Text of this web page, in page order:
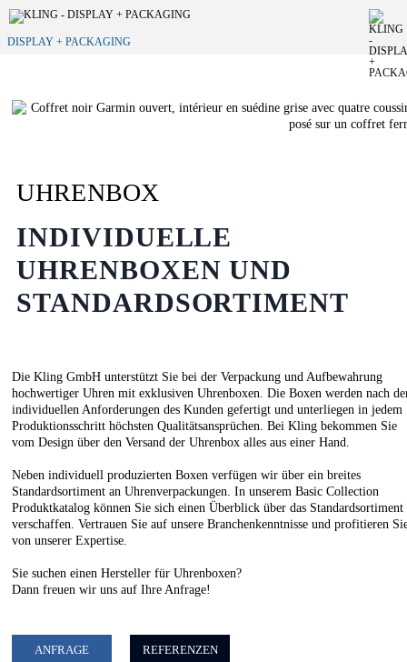
DISPLAY + PACKAGING
UHRENBOX
INDIVIDUELLE
UHRENBOXEN UND
STANDARDSORTIMENT
Die Kling GmbH unterstützt Sie bei der Verpackung und Aufbewahrung
hochwertiger Uhren mit exklusiven Uhrenboxen. Die Boxen werden nach
individuellen Anforderungen des Kunden gefertigt und unterliegen in jedem
Produktionsschritt höchsten Qualitätsansprüchen. Bei Kling bekommen Sie
vom Design über den Versand der Uhrenbox alles aus einer Hand.
Neben individuell produzierten Boxen verfügen wir über ein breites
Standardsortiment an Uhrenverpackungen. In unseremBasic Collection
Produktkatalog können Sie sich einen Überblick über das Standardsortiment
verschaffen. Vertrauen Sie auf unsere Branchenkenntnisse und profitieren
von unserer Expertise.
Sie suchen einen Hersteller für Uhrenboxen?
Dann freuen wir uns auf Ihre Anfrage!
ANFRAGE REFERENZEN